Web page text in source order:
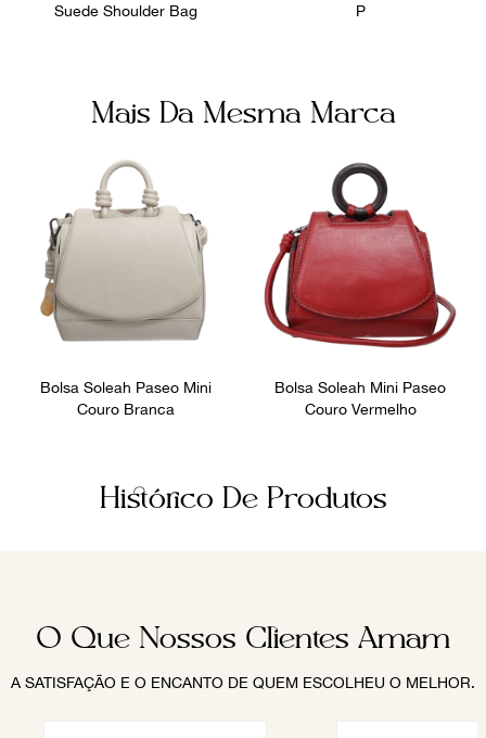
Suede Shoulder Bag
P
Mais Da Mesma Marca
Bolsa Soleah Paseo Mini
Couro Branca
Bolsa Soleah Mini Paseo
Couro Vermelho
Histórico De Produtos
O Que Nossos Clientes Amam
A SATISFAÇÃO E O ENCANTO DE QUEM ESCOLHEU O MELHOR.